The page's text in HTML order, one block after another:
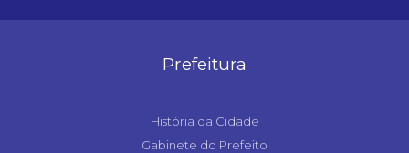
Prefeitura
História da Cidade
Gabinete do Prefeito